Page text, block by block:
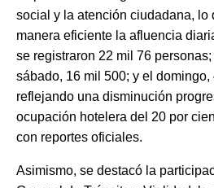
social y la atención ciudadana, lo
manera eficiente la afluencia
se registraron 22 mil 76
sábado, 16 mil 500; y el
reflejando una disminución
ocupación hotelera del 20 por
con reportes oficiales.
Asimismo, se destacó la